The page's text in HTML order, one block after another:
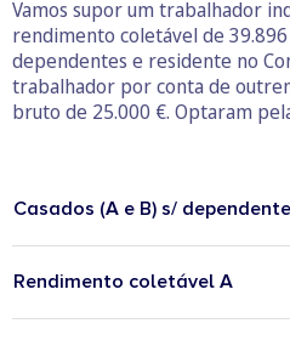
Vamos supor um trabalhador
rendimento coletável de 39.896
dependentes e residente no
trabalhador por conta de
bruto de 25.000 €. Optaram
Casados (A e B) s/
Rendimento coletável A